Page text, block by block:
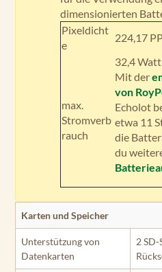
dimensionierten
Pixeldicht
e
224,17
max.
Stromverb
rauch
32,4
Mit der
von
Echolot
etwa 11
die
du
Karten und Speicher
Unterstützung von
Datenkarten
2